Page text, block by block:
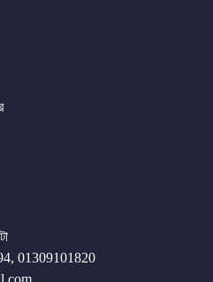
01309101820